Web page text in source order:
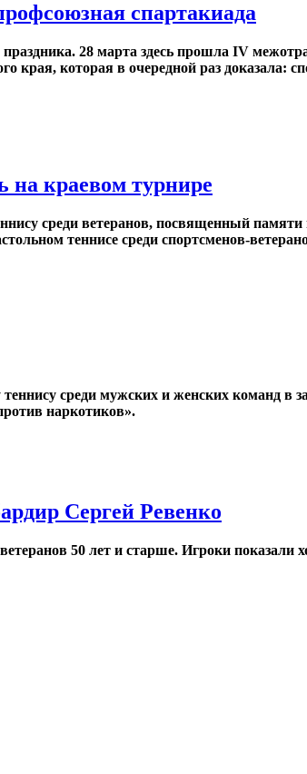
спартакиада
28 марта здесь прошла IV
которая в очередной раз доказала:
на краевом турнире
среди ветеранов, посвященный памяти
теннисе среди спортсменов-
среди мужских и женских команд в
наркотиков».
Сергей Ревенко
50 лет и старше. Игроки показали